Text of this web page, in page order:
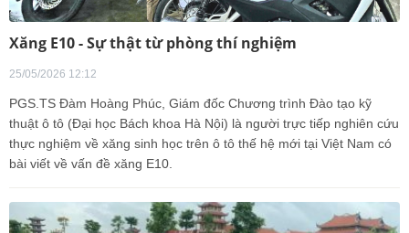
Xăng E10 - Sự thật từ phòng thí nghiệm
25/05/2026 12:12
PGS.TS Đàm Hoàng Phúc, Giám đốc Chương trình Đào tạo kỹ
thuật ô tô (Đại học Bách khoa Hà Nội) là người trực tiếp nghiên cứu
thực nghiệm về xăng sinh học trên ô tô thế hệ mới tại Việt Nam có
bài viết về vấn đề xăng E10.